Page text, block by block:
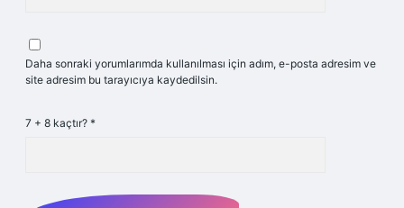
Daha sonraki yorumlarımda kullanılması için adım, e-posta adresim ve
site adresim bu tarayıcıya kaydedilsin.
7 + 8 kaçtır? *